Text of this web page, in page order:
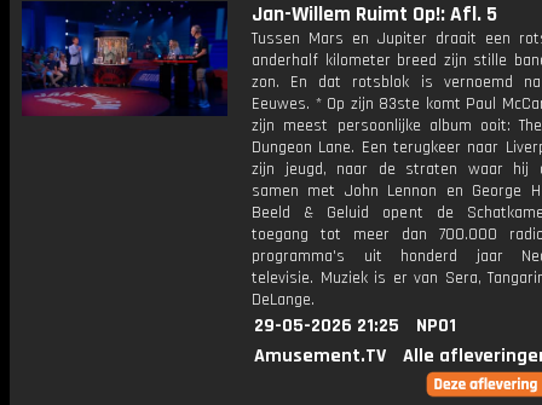
Jan-Willem Ruimt Op!: Afl. 5
Tussen Mars en Jupiter draait een
anderhalf kilometer breed zijn stille
zon. En dat rotsblok is vernoemd
Eeuwes. * Op zijn 83ste komt Paul
zijn meest persoonlijke album ooit:
Dungeon Lane. Een terugkeer naar
zijn jeugd, naar de straten waar hij
samen met John Lennon en George
Beeld & Geluid opent de
toegang tot meer dan 700.000
programma's uit honderd jaar
televisie. Muziek is er van Sera,
DeLange.
29-05-2026 21:25
NPO1
Amusement.TV
Alle